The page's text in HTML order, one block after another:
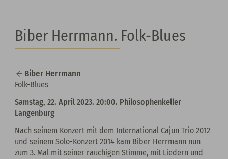
Biber Herrmann. Folk-Blues
Biber Herrmann
Folk-Blues
Samstag, 22. April 2023. 20:00. Philosophenkeller
Langenburg
Nach seinem Konzert mit dem International Cajun Trio 2012
und seinem Solo-Konzert 2014 kam Biber Herrmann nun
zum 3. Mal mit seiner rauchigen Stimme, mit Liedern und